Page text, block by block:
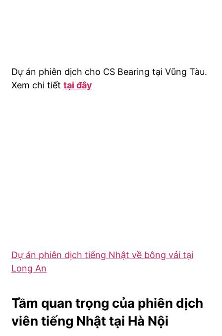
Dự án phiên dịch cho CS Bearing tại Vũng Tàu.
Xem chi tiết tại đây
Dự án phiên dịch tiếng Nhật về bông vải tại
Long An
Tầm quan trọng của phiên dịch
viên tiếng Nhật tại Hà Nội